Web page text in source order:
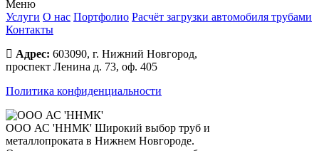
Меню
Услуги О нас Портфолио Расчёт загрузки автомобиля трубами
Контакты
Адрес: 603090, г. Нижний Новгород,
проспект Ленина д. 73, оф. 405
Политика конфиденциальности
ООО АС 'ННМК' Широкий выбор труб и
металлопроката в Нижнем Новгороде.